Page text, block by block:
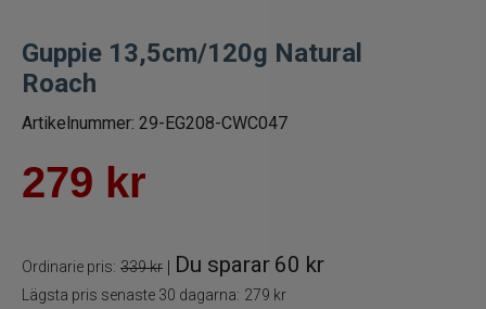
Fiskedrag
Handgjorda beten
Jerkbaits - tailbaits
Guppie 13,5cm/120g Natural
Roach
Artikelnummer: 29-EG208-CWC047
279 kr
Ordinarie pris: 339 kr | Du sparar 60 kr
Lägsta pris senaste 30 dagarna: 279 kr